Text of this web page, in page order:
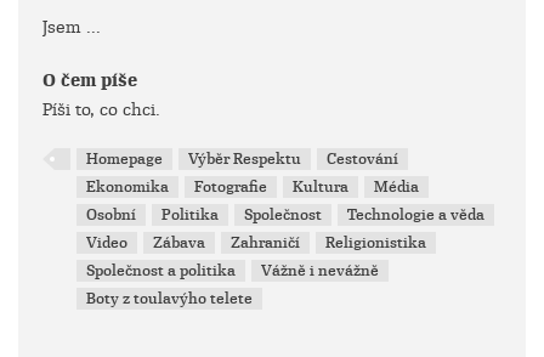
Jsem ...
O čem píše
Píši to, co chci.
Homepage Výběr Respektu
Cestování
Ekonomika
Fotografie Kultura
Média
Osobní
Politika Společnost
Technologie a věda
Video
Zábava Zahraničí
Religionistika
Společnost a politika
Vážně i nevážně
Boty z toulavýho telete